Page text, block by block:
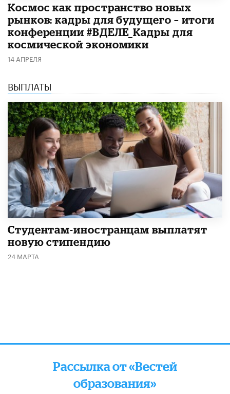
Космос как пространство новых
рынков: кадры для будущего – итоги
конференции #ВДЕЛЕ_Кадры для
космической экономики
14 АПРЕЛЯ
ВЫПЛАТЫ
Студентам-иностранцам выплатят
новую стипендию
24 МАРТА
Рассылка от «Вестей
образования»